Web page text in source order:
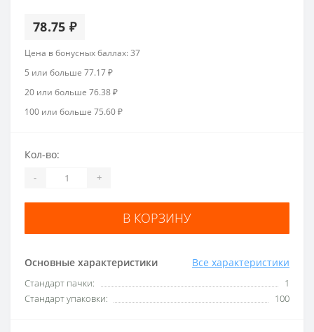
78.75 ₽
Цена в бонусных баллах: 37
5 или больше 77.17 ₽
20 или больше 76.38 ₽
100 или больше 75.60 ₽
Основные характеристики Все характеристики
Стандарт пачки:
1
Стандарт упаковки:
100
Кол-во:
- +
В КОРЗИНУ